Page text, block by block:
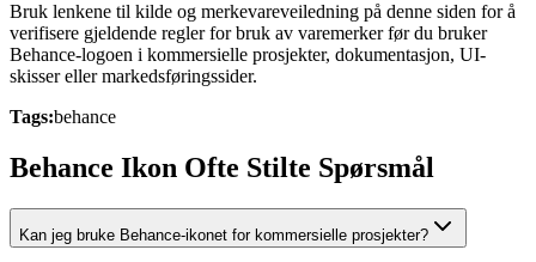
Bruk lenkene til kilde og merkevareveiledning på denne siden for å
verifisere gjeldende regler for bruk av varemerker før du bruker
Behance-logoen i kommersielle prosjekter, dokumentasjon, UI-
skisser eller markedsføringssider.
Tags:behance
Behance Ikon Ofte Stilte Spørsmål
Kan jeg bruke Behance-ikonet for kommersielle prosjekter?